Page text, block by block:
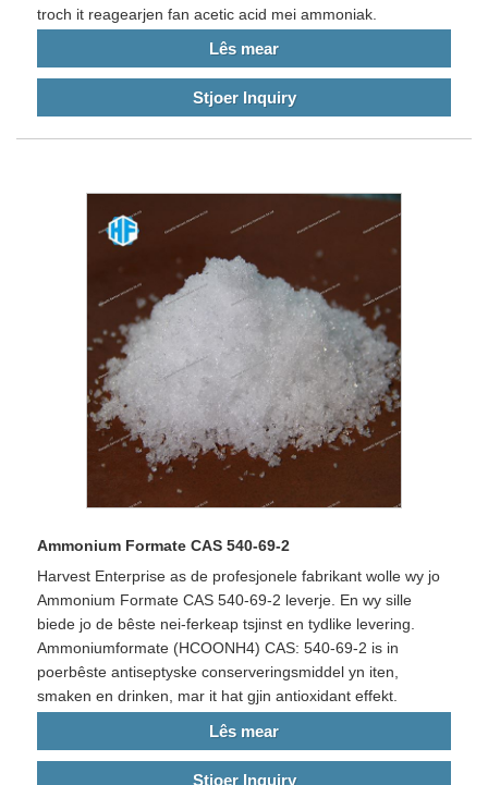
troch it reagearjen fan acetic acid mei ammoniak.
Lês mear
Stjoer Inquiry
Ammonium Formate CAS 540-69-2
Harvest Enterprise as de profesjonele fabrikant wolle wy jo
Ammonium Formate CAS 540-69-2 leverje. En wy sille
biede jo de bêste nei-ferkeap tsjinst en tydlike levering.
Ammoniumformate (HCOONH4) CAS: 540-69-2 is in
poerbêste antiseptyske conserveringsmiddel yn iten,
smaken en drinken, mar it hat gjin antioxidant effekt.
Lês mear
Stjoer Inquiry